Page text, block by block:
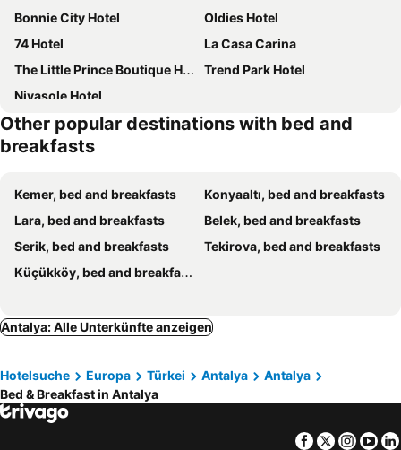
Bonnie City Hotel
Oldies Hotel
74 Hotel
La Casa Carina
The Little Prince Boutique Hotel
Trend Park Hotel
Nivasole Hotel
Other popular destinations with bed and
breakfasts
Kemer, bed and breakfasts
Konyaaltı, bed and breakfasts
Lara, bed and breakfasts
Belek, bed and breakfasts
Serik, bed and breakfasts
Tekirova, bed and breakfasts
Küçükköy, bed and breakfasts
Antalya: Alle Unterkünfte anzeigen
Hotelsuche Europa Türkei Antalya
Antalya
Bed & Breakfast in Antalya
Facebook
Twitter